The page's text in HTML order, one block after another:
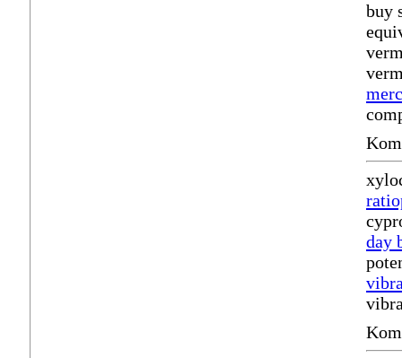
buy
day